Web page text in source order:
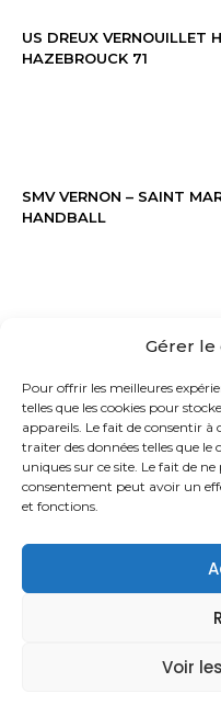
Gérer
Pour offrir les meilleures
telles que les cookies pour
appareils. Le fait de consentir
traiter des données telles que
uniques sur ce site. Le fait de
consentement peut avoir un
et fonctions.
Voir
US DREUX
HAZEBROUCK 71
SMV VERNON – SAINT
HANDBALL
AMICALE LAIQUE
REIMS CHAMPAGNE